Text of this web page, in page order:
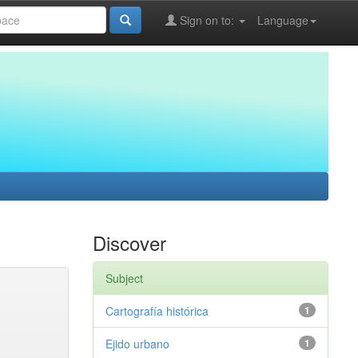
Language
Sign on to:
Discover
Subject
1
Cartografía histórica
1
Ejido urbano